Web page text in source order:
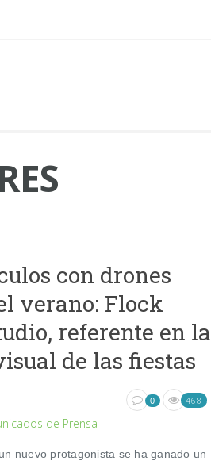
con drones
verano: Flock
referente en la
de las fiestas
de Prensa
0 468
nuevo protagonista se ha ganado un